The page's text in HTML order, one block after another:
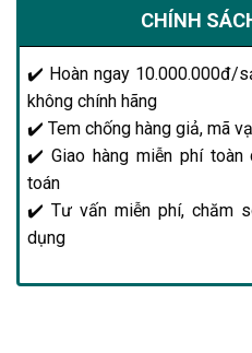
CHÍNH
✔️ Hoàn ngay 10.000.000đ/
không chính hãng
✔️ Tem chống hàng giả, mã
✔️ Giao hàng miễn phí toàn
toán
✔️ Tư vấn miễn phí, chăm
dụng